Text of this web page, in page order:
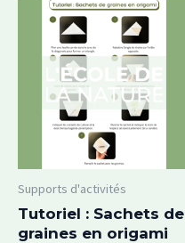
Supports d'activités
Tutoriel : Sachets de
graines en origami